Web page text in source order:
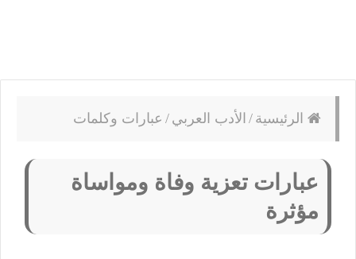
الرئيسية / الأدب العربي / عبارات وكلمات
عبارات تعزية وفاة ومواساة
مؤثرة